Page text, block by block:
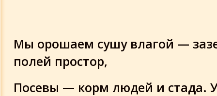
Мы орошаем сушу влагой —
полей простор,
Посевы — корм людей и стада.